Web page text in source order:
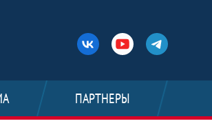
ПАРТНЕРЫ